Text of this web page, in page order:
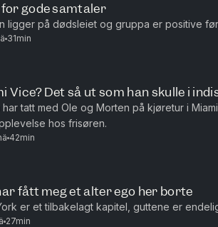
for gode samtaler
ligger på dødsleiet og gruppa er positive
31min
Vice? Det så ut som han skulle i
har tatt med Ole og Morten på kjøretur i
hos frisøren.
42min
fått meg et alter ego her borte
er et tilbakelagt kapitel, guttene er
27min